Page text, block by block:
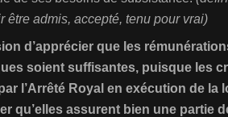
admis, accepté, tenu pour vrai)
d’apprécier que les
soient suffisantes, puisque les
l’Arrêté Royal en exécution de la
qu’elles assurent bien une partie